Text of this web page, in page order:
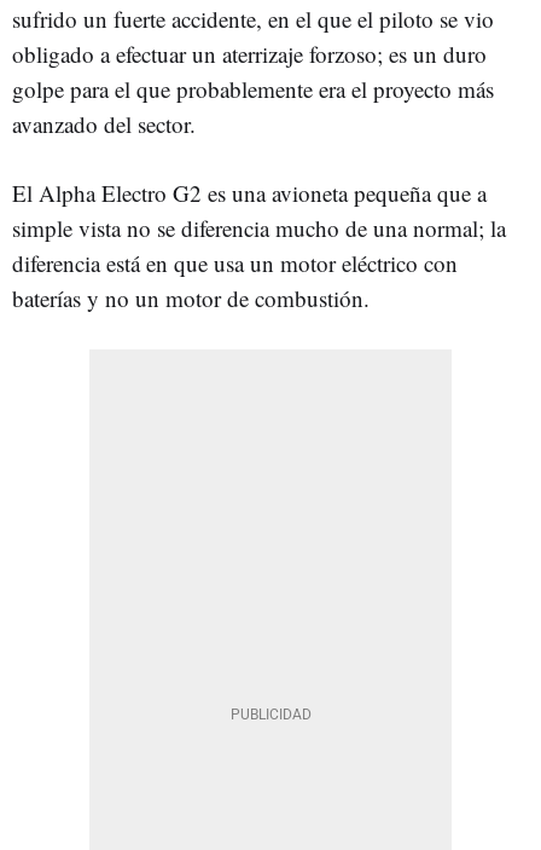
sufrido un fuerte accidente, en el que el piloto se vio
obligado a efectuar un aterrizaje forzoso; es un duro
golpe para el que probablemente era el proyecto más
avanzado del sector.
El Alpha Electro G2 es una avioneta pequeña que a
simple vista no se diferencia mucho de una normal; la
diferencia está en que usa un motor eléctrico con
baterías y no un motor de combustión.